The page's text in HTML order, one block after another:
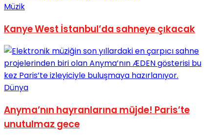
Müzik
Kanye West İstanbul’da sahneye çıkacak
Dünya
Anyma’nın hayranlarına müjde! Paris’te
unutulmaz gece